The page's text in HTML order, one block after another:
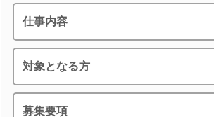
仕事内容
対象となる方
募集要項